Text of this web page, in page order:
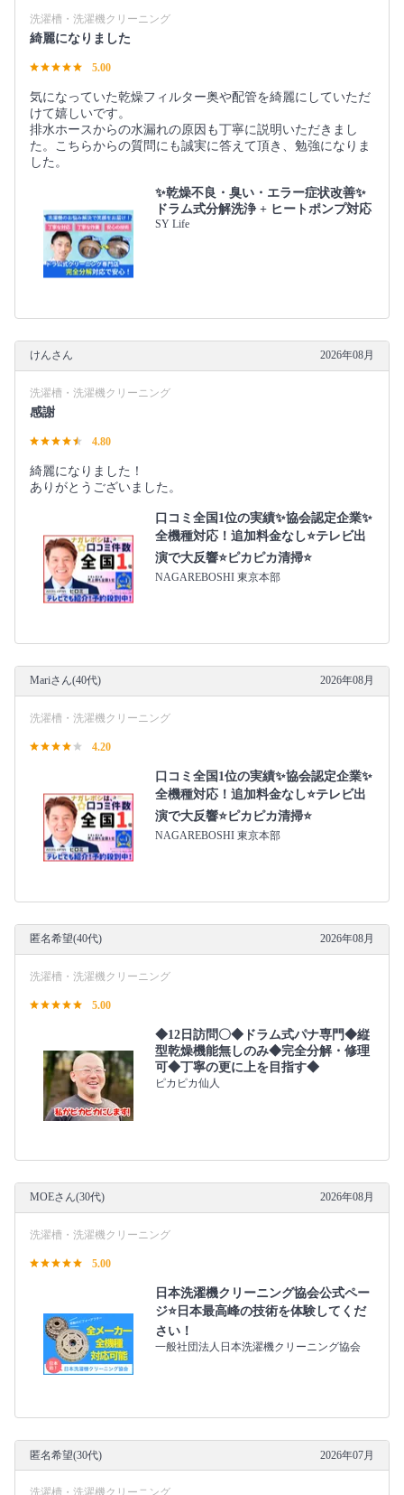
洗濯槽・洗濯機クリーニング
綺麗になりました
5.00
気になっていた乾燥フィルター奥や配管を綺麗にしていただ
けて嬉しいです。
排水ホースからの水漏れの原因も丁寧に説明いただきまし
た。こちらからの質問にも誠実に答えて頂き、勉強になりま
した。
✨乾燥不良・臭い・エラー症状改善✨
ドラム式分解洗浄 + ヒートポンプ対応
SY Life
けんさん 2026年08月
洗濯槽・洗濯機クリーニング
感謝
4.80
綺麗になりました！
ありがとうございました。
口コミ全国1位の実績✨協会認定企業✨
全機種対応！追加料金なし⭐テレビ出
演で大反響⭐ピカピカ清掃⭐
NAGAREBOSHI 東京本部
Mariさん(40代) 2026年08月
洗濯槽・洗濯機クリーニング
4.20
口コミ全国1位の実績✨協会認定企業✨
全機種対応！追加料金なし⭐テレビ出
演で大反響⭐ピカピカ清掃⭐
NAGAREBOSHI 東京本部
匿名希望(40代) 2026年08月
洗濯槽・洗濯機クリーニング
5.00
◆12日訪問〇◆ドラム式パナ専門◆縦
型乾燥機能無しのみ◆完全分解・修理
可◆丁寧の更に上を目指す◆
ピカピカ仙人
MOEさん(30代) 2026年08月
洗濯槽・洗濯機クリーニング
5.00
日本洗濯機クリーニング協会公式ペー
ジ⭐日本最高峰の技術を体験してくだ
さい！
一般社団法人日本洗濯機クリーニング協会
匿名希望(30代) 2026年07月